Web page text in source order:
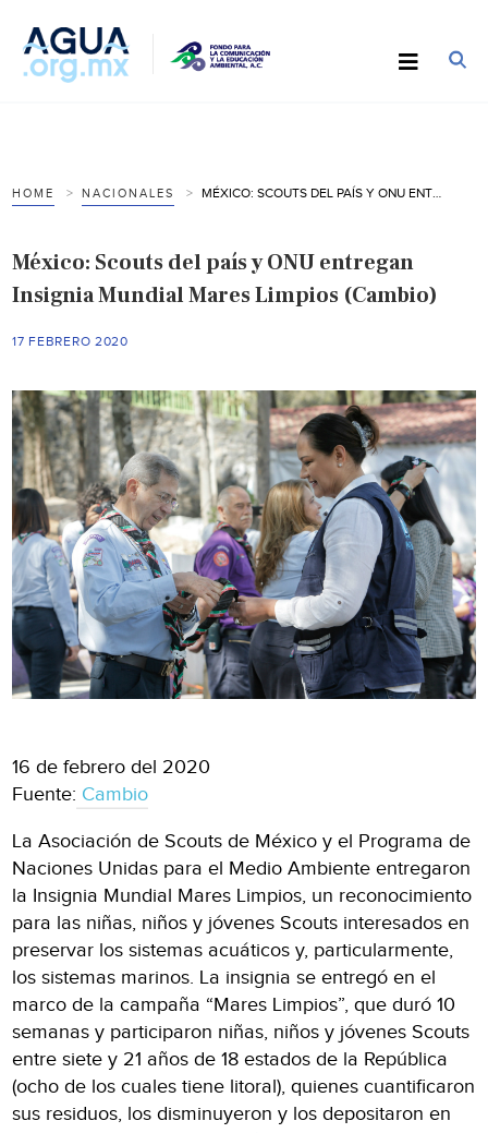
HOME NACIONALES
México: Scouts del país y ONU entregan
Insignia Mundial Mares Limpios (Cambio)
17 FEBRERO 2020
16 de febrero del 2020
Fuente: Cambio
La Asociación de Scouts de México y el Programa de
Naciones Unidas para el Medio Ambiente entregaron
la Insignia Mundial Mares Limpios, un reconocimiento
para las niñas, niños y jóvenes Scouts interesados en
preservar los sistemas acuáticos y, particularmente,
los sistemas marinos. La insignia se entregó en el
marco de la campaña “Mares Limpios”, que duró 10
semanas y participaron niñas, niños y jóvenes Scouts
entre siete y 21 años de 18 estados de la República
(ocho de los cuales tiene litoral), quienes cuantificaron
sus residuos, los disminuyeron y los depositaron en